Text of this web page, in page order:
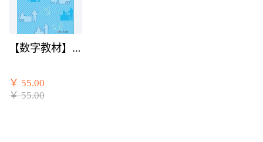
【数字教材】
实务（第三
版）
￥ 55.00
￥ 55.00